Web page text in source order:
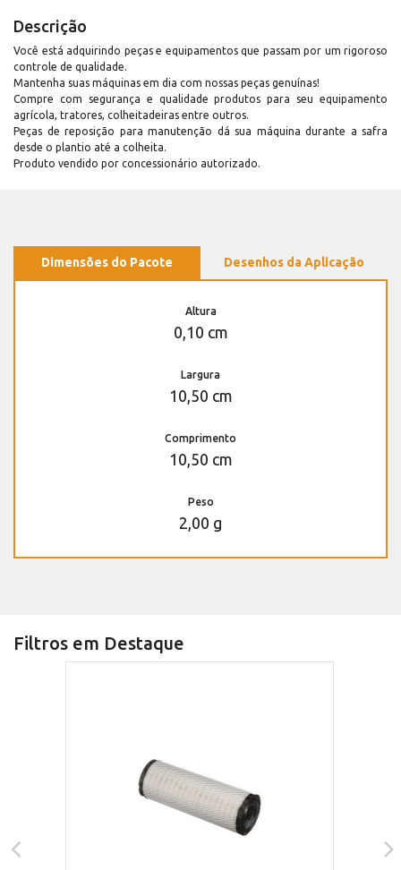
Descrição
Você está adquirindo peças e equipamentos que passam por um rigoroso
controle de qualidade.
Mantenha suas máquinas em dia com nossas peças genuínas!
Compre com segurança e qualidade produtos para seu equipamento
agrícola, tratores, colheitadeiras entre outros.
Peças de reposição para manutenção dá sua máquina durante a safra
desde o plantio até a colheita.
Produto vendido por concessionário autorizado.
Dimensões do Pacote Desenhos da Aplicação
Altura
0,10 cm
Largura
10,50 cm
Comprimento
10,50 cm
Peso
2,00 g
Filtros em Destaque